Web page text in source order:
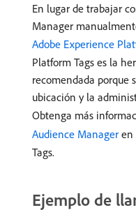
En lugar de trabajar
Manager
Adobe Experience
Platform Tags es la
recomendada porque
ubicación y la
Obtenga más
Audience Manager en
Tags.
Ejemplo de